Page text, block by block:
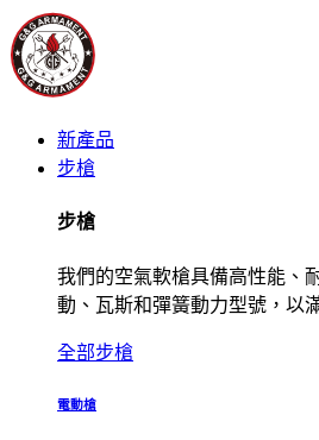
新產品
步槍
步槍
我們的空氣軟槍具備高性能、
動、瓦斯和彈簧動力型號，以
全部步槍
電動槍